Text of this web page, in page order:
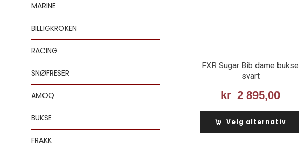
FXR Sugar Bib dame bukse
svart
kr 2 895,00
Velg alternativ
MARINE
BILLIGKROKEN
RACING
SNØFRESER
AMOQ
BUKSE
FRAKK